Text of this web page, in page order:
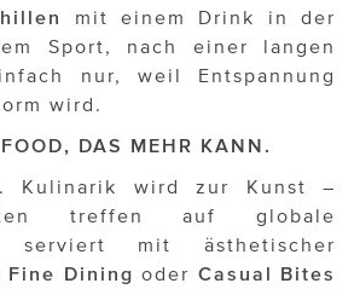
mit einem Drink in der
Sport, nach einer langen
nur, weil Entspannung
wird.
DAS MEHR KANN.
Kulinarik wird zur Kunst –
treffen auf globale
serviert mit ästhetischer
Fine Dining oder Casual Bites